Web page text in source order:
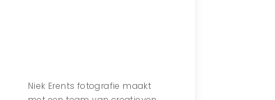
Niek Erents fotografie maakt